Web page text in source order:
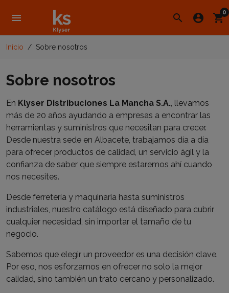
search
menu account_circle shopping_cart0
Inicio Sobre nosotros
Sobre nosotros
En Klyser Distribuciones La Mancha S.A., llevamos
más de 20 años ayudando a empresas a encontrar las
herramientas y suministros que necesitan para crecer.
Desde nuestra sede en Albacete, trabajamos día a día
para ofrecer productos de calidad, un servicio ágil y la
confianza de saber que siempre estaremos ahí cuando
nos necesites.
Desde ferretería y maquinaria hasta suministros
industriales, nuestro catálogo está diseñado para cubrir
cualquier necesidad, sin importar el tamaño de tu
negocio.
Sabemos que elegir un proveedor es una decisión clave.
Por eso, nos esforzamos en ofrecer no solo la mejor
calidad, sino también un trato cercano y personalizado.